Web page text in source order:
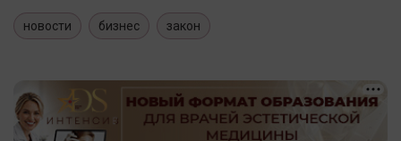
новости бизнес закон